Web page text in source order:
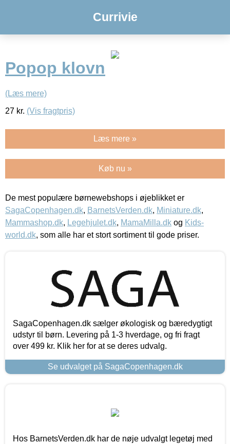
Currivie
Popop klovn
(Læs mere)
27 kr. (Vis fragtpris)
Læs mere »
Køb nu »
De mest populære børnewebshops i øjeblikket er
SagaCopenhagen.dk, BarnetsVerden.dk, Miniature.dk,
Mammashop.dk, Legehjulet.dk, MamaMilla.dk og Kids-
world.dk, som alle har et stort sortiment til gode priser.
SagaCopenhagen.dk sælger økologisk og bæredygtigt
udstyr til børn. Levering på 1-3 hverdage, og fri fragt
over 499 kr. Klik her for at se deres udvalg.
Se udvalget på SagaCopenhagen.dk
Hos BarnetsVerden.dk har de nøje udvalgt legetøj med